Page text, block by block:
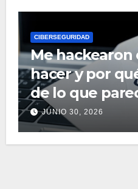
CIBERSEGURIDAD
Me hackearon
hacer y por
de lo que
JUNIO 30, 2026